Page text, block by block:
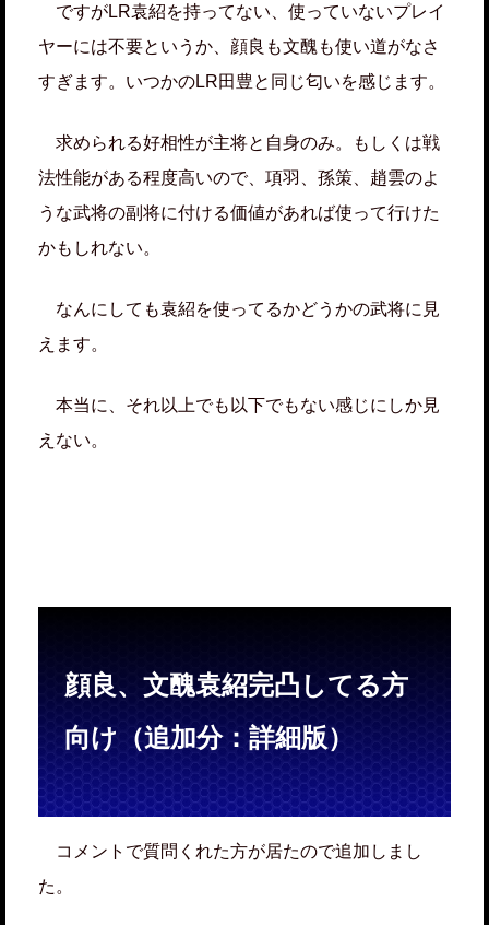
ですがLR袁紹を持ってない、使っていないプレイ
ヤーには不要というか、顔良も文醜も使い道がなさ
すぎます。いつかのLR田豊と同じ匂いを感じます。
求められる好相性が主将と自身のみ。もしくは戦
法性能がある程度高いので、項羽、孫策、趙雲のよ
うな武将の副将に付ける価値があれば使って行けた
かもしれない。
なんにしても袁紹を使ってるかどうかの武将に見
えます。
本当に、それ以上でも以下でもない感じにしか見
えない。
顔良、文醜袁紹完凸してる方
向け（追加分：詳細版）
コメントで質問くれた方が居たので追加しまし
た。